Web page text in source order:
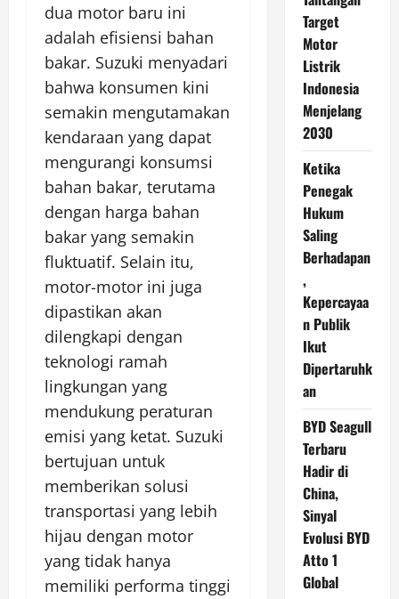
dua motor baru ini
adalah efisiensi bahan
bakar. Suzuki menyadari
bahwa konsumen kini
semakin mengutamakan
kendaraan yang dapat
mengurangi konsumsi
bahan bakar, terutama
dengan harga bahan
bakar yang semakin
fluktuatif. Selain itu,
motor-motor ini juga
dipastikan akan
dilengkapi dengan
teknologi ramah
lingkungan yang
mendukung peraturan
emisi yang ketat. Suzuki
bertujuan untuk
memberikan solusi
transportasi yang lebih
hijau dengan motor
yang tidak hanya
memiliki performa tinggi
Target
Motor
Listrik
Indonesia
Menjelang
2030
Ketika
Penegak
Hukum
Saling
Berhadapan
,
Kepercayaa
n Publik
Ikut
Dipertaruhk
an
BYD Seagull
Terbaru
Hadir di
China,
Sinyal
Evolusi BYD
Atto 1
Global